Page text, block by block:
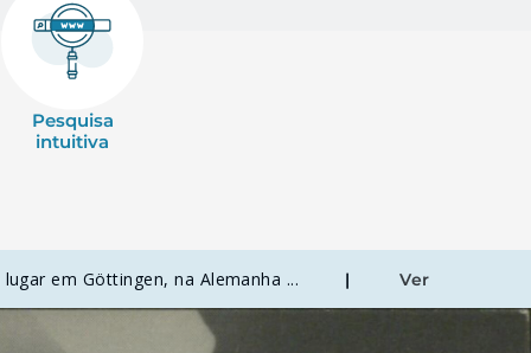
Pesquisa
intuitiva
em Göttingen, na Alemanha ... | Ver